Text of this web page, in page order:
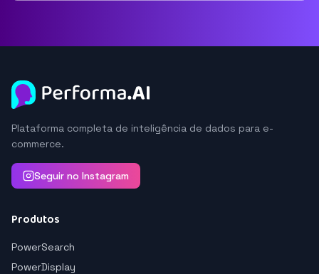
Plataforma completa de inteligência de dados para e-
commerce.
Seguir no Instagram
Produtos
PowerSearch
PowerDisplay